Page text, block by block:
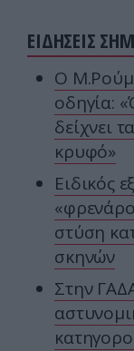
ΕΙΔΗΣΕΙΣ
Ο
οδηγία:
δείχνει
κρυφό»
Ειδικός
στύση
σκηνών
Στην